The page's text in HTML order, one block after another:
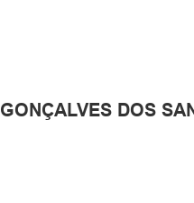
DOS